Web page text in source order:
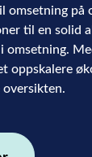
omsetning på
til en solid
omsetning.
oppskalere